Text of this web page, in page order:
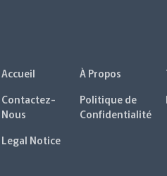
Accueil À Propos
Contactez-
Nous
Politique de
Confidentialité
Legal Notice